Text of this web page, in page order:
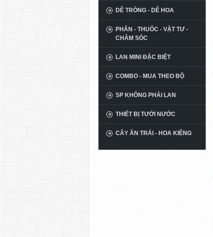
DỄ TRỒNG - DỄ HOA
PHÂN - THUỐC - VẬT TƯ -
CHĂM SÓC
LAN MINI ĐẶC BIỆT
COMBO - MUA THEO BỘ
SP KHÔNG PHẢI LAN
THIẾT BỊ TƯỚI NƯỚC
CÂY ĂN TRÁI - HOA KIỂNG